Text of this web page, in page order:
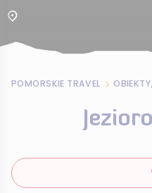
POMORSKIE TRAVEL